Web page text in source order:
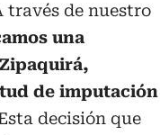
través de nuestro
una
de imputación
decisión que